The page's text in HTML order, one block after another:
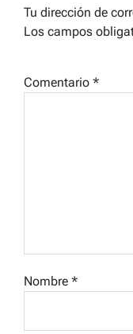
Tu dirección de
Los campos
Comentario *
Nombre *